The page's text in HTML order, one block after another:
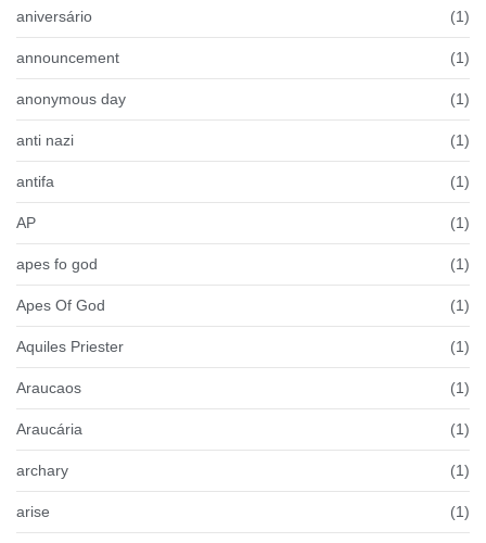
aniversário (1)
announcement (1)
anonymous day (1)
anti nazi (1)
antifa (1)
AP (1)
apes fo god (1)
Apes Of God (1)
Aquiles Priester (1)
Araucaos (1)
Araucária (1)
archary (1)
arise (1)